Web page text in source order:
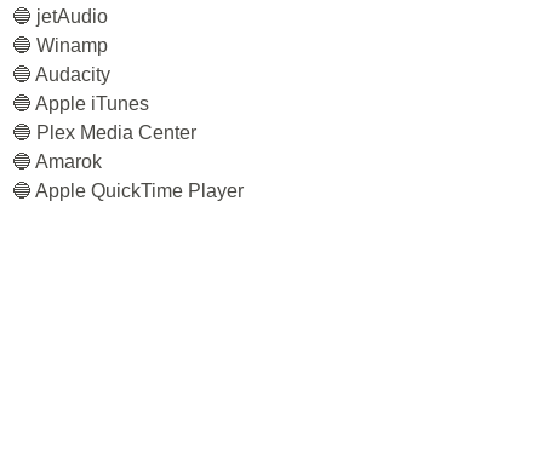
🔵 jetAudio
🔵 Winamp
🔵 Audacity
🔵 Apple iTunes
🔵 Plex Media Center
🔵 Amarok
🔵 Apple QuickTime Player